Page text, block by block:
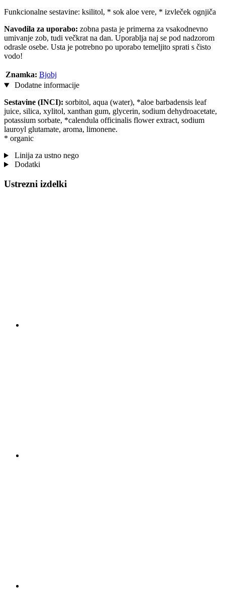
Funkcionalne sestavine: ksilitol, * sok aloe vere, * izvleček ognjiča
Navodila za uporabo: zobna pasta je primerna za vsakodnevno
umivanje zob, tudi večkrat na dan. Uporablja naj se pod nadzorom
odrasle osebe. Usta je potrebno po uporabo temeljito sprati s čisto
vodo!
Znamka: Bjobj
Dodatne informacije
Sestavine (INCI): sorbitol, aqua (water), *aloe barbadensis leaf
juice, silica, xylitol, xanthan gum, glycerin, sodium dehydroacetate,
potassium sorbate, *calendula officinalis flower extract, sodium
lauroyl glutamate, aroma, limonene.
* organic
Linija za ustno nego
Dodatki
Ustrezni izdelki